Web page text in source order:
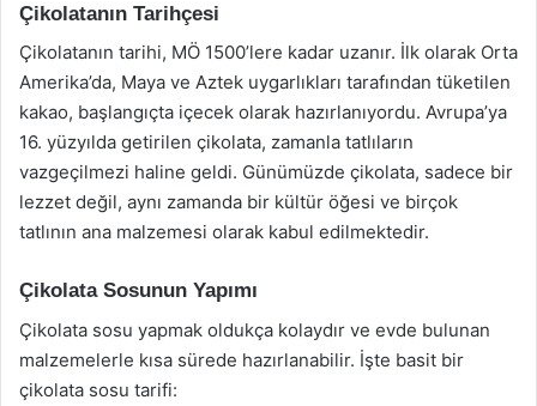
Çikolatanın Tarihçesi
Çikolatanın tarihi, MÖ 1500’lere kadar uzanır. İlk olarak Orta
Amerika’da, Maya ve Aztek uygarlıkları tarafından tüketilen
kakao, başlangıçta içecek olarak hazırlanıyordu. Avrupa’ya
16. yüzyılda getirilen çikolata, zamanla tatlıların
vazgeçilmezi haline geldi. Günümüzde çikolata, sadece bir
lezzet değil, aynı zamanda bir kültür öğesi ve birçok
tatlının ana malzemesi olarak kabul edilmektedir.
Çikolata Sosunun Yapımı
Çikolata sosu yapmak oldukça kolaydır ve evde bulunan
malzemelerle kısa sürede hazırlanabilir. İşte basit bir
çikolata sosu tarifi: